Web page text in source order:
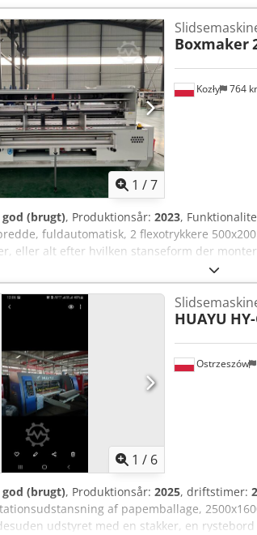
med udbrudsmodul og dobbeltark-
Uw Tlemoa Vi ser frem til dit besøg – flere
i Emskirchen / Nürnberg – prøvekørsel
1 /7
Kozły 764
Boxmaker
god (brugt), Produktionsår: 2023,
fuldautomatisk, 2 flexotrykkere
eller alt efter hvilken stanseform der
1 / 6
Ostrzeszów
HUAYU
god (brugt), Produktionsår: 2025, driftstimer:
af papemballage,
udstyret med en stakker, en